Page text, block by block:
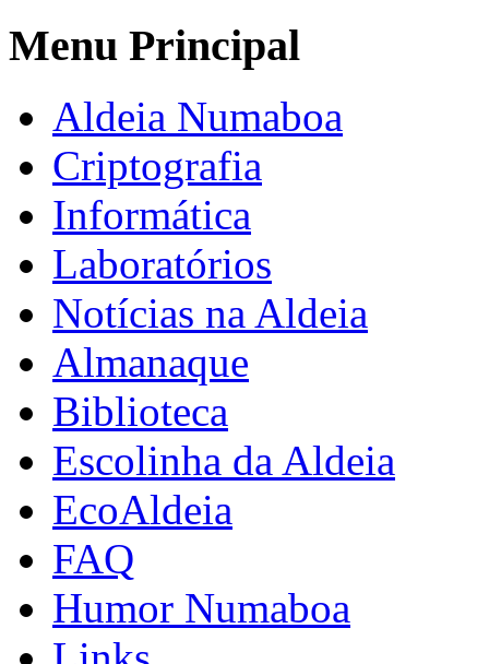
Menu Principal
Aldeia Numaboa
Criptografia
Informática
Laboratórios
Notícias na Aldeia
Almanaque
Biblioteca
Escolinha da Aldeia
EcoAldeia
FAQ
Humor Numaboa